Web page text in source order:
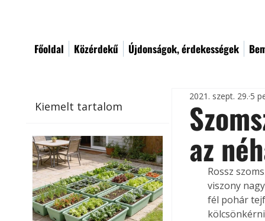
Főoldal Közérdekű Újdonságok, érdekességek
Kiemelt tartalom
az
2021. szept. 29. 5
Rossz
viszony
fél pohár